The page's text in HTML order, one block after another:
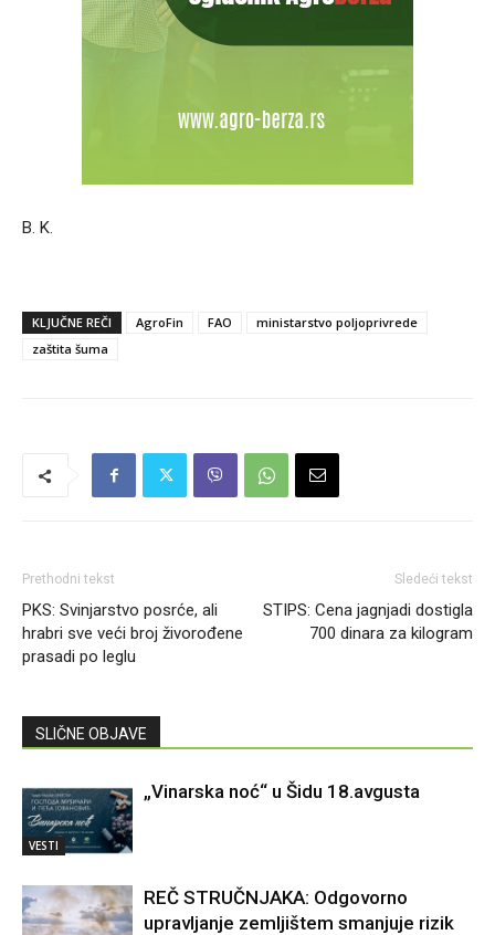
B. K.
KLJUČNE REČI AgroFin FAO
ministarstvo poljoprivrede
zaštita šuma
Prethodni tekst
PKS: Svinjarstvo posrće, ali
hrabri sve veći broj živorođene
prasadi po leglu
Sledeći tekst
STIPS: Cena jagnjadi dostigla
700 dinara za kilogram
SLIČNE OBJAVE
VESTI
„Vinarska noć“ u Šidu 18.avgusta
REČ STRUČNJAKA: Odgovorno
upravljanje zemljištem smanjuje rizik